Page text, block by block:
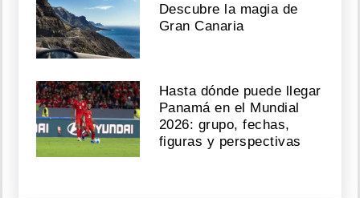
Descubre la magia de
Gran Canaria
Hasta dónde puede llegar
Panamá en el Mundial
2026: grupo, fechas,
figuras y perspectivas